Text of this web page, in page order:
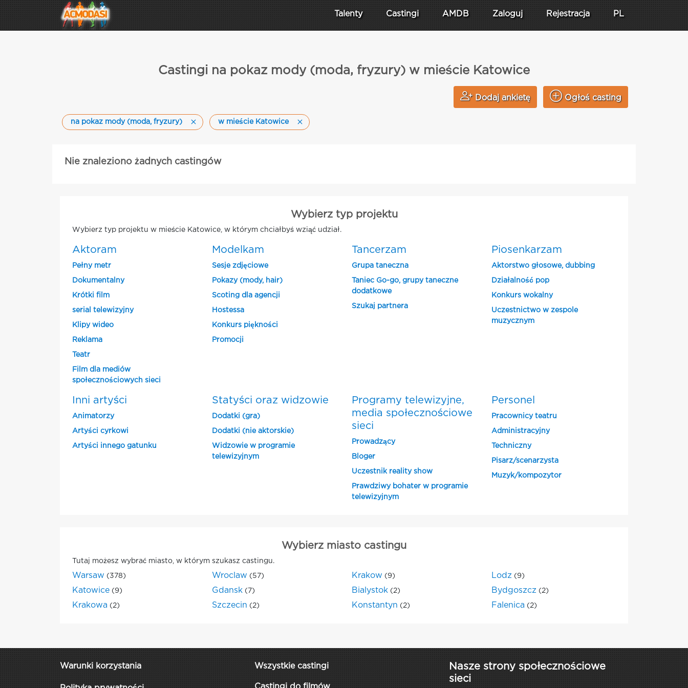
Talenty Castingi AMDB Zaloguj Rejestracja PL
Castingi na pokaz mody (moda, fryzury) w mieście Katowice
Dodaj ankietę Ogłoś casting
na pokaz mody (moda, fryzury) w mieście Katowice
Nie znaleziono żadnych castingów
Wybierz typ projektu
Wybierz typ projektu w mieście Katowice, w którym chciałbyś wziąć udział.
Aktoram
Pełny metr
Dokumentalny
Krótki film
serial telewizyjny
Klipy wideo
Reklama
Teatr
Film dla mediów
społecznościowych sieci
Modelkam
Sesje zdjęciowe
Pokazy (mody, hair)
Scoting dla agencji
Hostessa
Konkurs piękności
Promocji
Tancerzam
Grupa taneczna
Taniec Go-go, grupy taneczne
dodatkowe
Szukaj partnera
Piosenkarzam
Aktorstwo głosowe, dubbing
Działalność pop
Konkurs wokalny
Uczestnictwo w zespole
muzycznym
Inni artyści
Animatorzy
Artyści cyrkowi
Artyści innego gatunku
Statyści oraz widzowie
Dodatki (gra)
Dodatki (nie aktorskie)
Widzowie w programie
telewizyjnym
Programy telewizyjne,
media społecznościowe
sieci
Prowadzący
Bloger
Uczestnik reality show
Prawdziwy bohater w programie
telewizyjnym
Personel
Pracownicy teatru
Administracyjny
Techniczny
Pisarz/scenarzysta
Muzyk/kompozytor
Wybierz miasto castingu
Tutaj możesz wybrać miasto, w którym szukasz castingu.
Warsaw (378) Wroclaw (57) Krakow (9) Lodz (9)
Katowice (9) Gdansk (7) Bialystok (2) Bydgoszcz (2)
Krakowa (2) Szczecin (2) Konstantyn (2) Falenica (2)
Warunki korzystania Wszystkie castingi
Nasze strony społecznościowe
sieci